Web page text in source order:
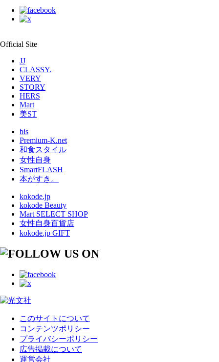
Official Site
JJ
CLASSY.
VERY
STORY
HERS
Mart
美ST
bis
Premium-K.net
和食スタイル
女性自身
SmartFLASH
本がすき。
kokode.jp
kokode Beauty
Mart SELECT SHOP
女性自身百貨店
kokode.jp GIFT
このサイトについて
コンテンツポリシー
プライバシーポリシー
広告掲載について
運営会社